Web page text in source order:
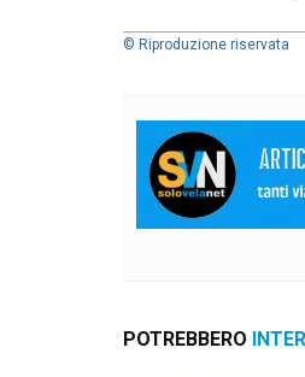
© Riproduzione riservata
POTREBBERO